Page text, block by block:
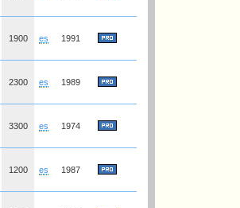
1900 es 1991
2300 es 1989
3300 es 1974
1200 es 1987